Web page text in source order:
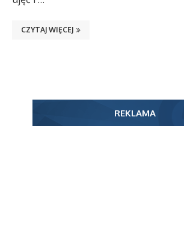
CZYTAJ WIĘCEJ
REKLAMA